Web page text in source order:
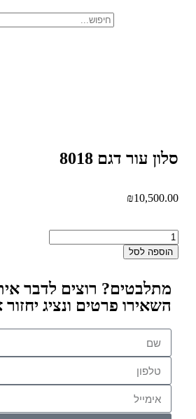
סלון עור דגם 8018
₪10,500.00
הוספה לסל
מתלבטים? רוצים לדבר
השאירו פרטים ונציג